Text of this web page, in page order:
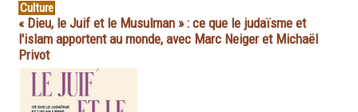
Culture
« Dieu, le Juif et le Musulman » : ce que le judaïsme et
l'islam apportent au monde, avec Marc Neiger et Michaël
Privot